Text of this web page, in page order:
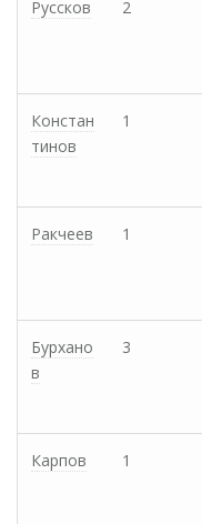
Руссков 2
Констан
тинов
1
Ракчеев 1
Бурхано
в
3
Карпов 1